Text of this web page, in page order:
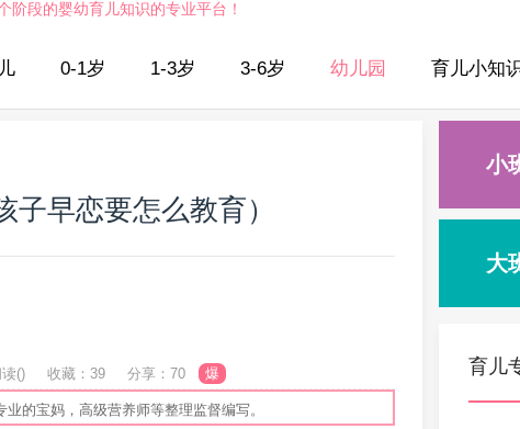
段的婴幼育儿知识的专业平台！
0-1岁 1-3岁 3-6岁 幼儿园 育儿小知
早恋要怎么教育）
读() 收藏：39 分享：70 爆
的宝妈，高级营养师等整理监督编写。
小
大
育儿